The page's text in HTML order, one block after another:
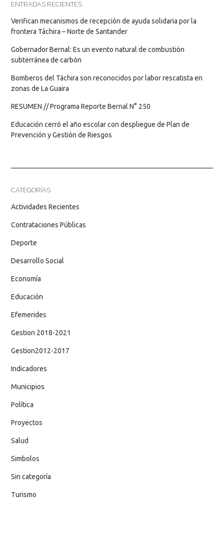
ENTRADAS RECIENTES
Verifican mecanismos de recepción de ayuda solidaria por la
frontera Táchira – Norte de Santander
Gobernador Bernal: Es un evento natural de combustión
subterránea de carbón
Bomberos del Táchira son reconocidos por labor rescatista en
zonas de La Guaira
RESUMEN // Programa Reporte Bernal N° 250
Educación cerró el año escolar con despliegue de Plan de
Prevención y Gestión de Riesgos
CATEGORÍAS
Actividades Recientes
Contrataciones Públicas
Deporte
Desarrollo Social
Economía
Educación
Efemerides
Gestion 2018-2021
Gestion2012-2017
Indicadores
Municipios
Política
Proyectos
Salud
Simbolos
Sin categoría
Turismo